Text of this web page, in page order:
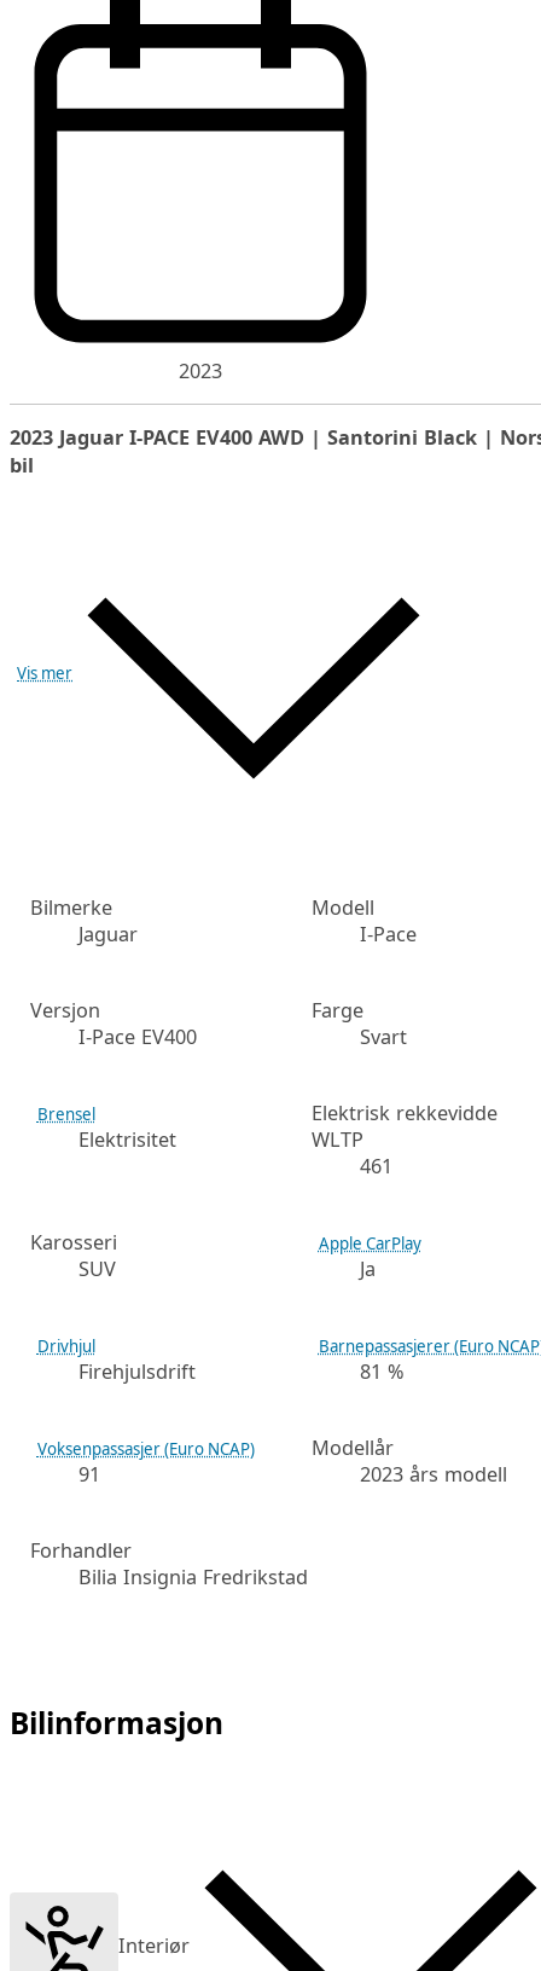
2023
2023 Jaguar I-PACE EV400 AWD | Santorini Black |
bil
Vis mer
Bilmerke
Jaguar
Modell
I-Pace
Versjon
I-Pace EV400
Farge
Svart
Brensel
Elektrisitet
Elektrisk rekkevidde
WLTP
461
Karosseri
SUV
Apple CarPlay
Ja
Drivhjul
Firehjulsdrift
Barnepassasjerer (Euro
81 %
Voksenpassasjer (Euro NCAP)
91
Modellår
2023 års modell
Forhandler
Bilia Insignia Fredrikstad
Bilinformasjon
Interiør